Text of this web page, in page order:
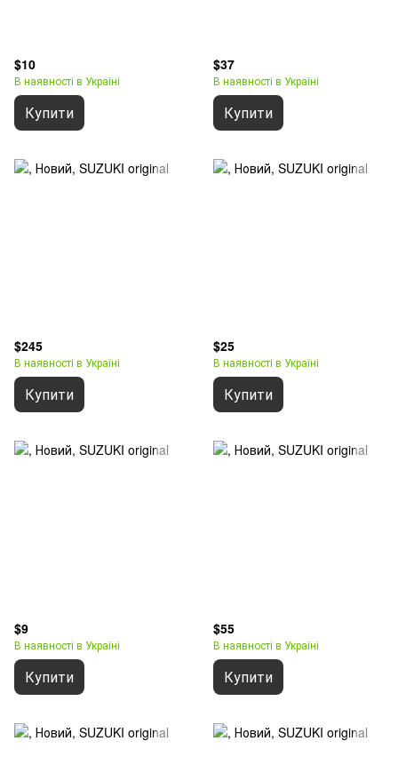
$10
В наявності в Україні
Купити
$37
В наявності в Україні
Купити
$245
В наявності в Україні
Купити
$25
В наявності в Україні
Купити
$9
В наявності в Україні
Купити
$55
В наявності в Україні
Купити